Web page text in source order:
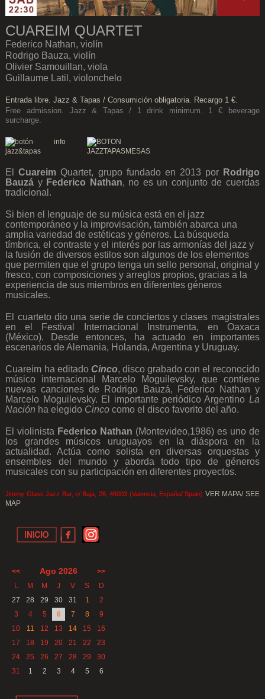
CUAREIM QUARTET
Federico Nathan, violín
Rodrigo Bauza, violín
Olivier Samouillan, viola
Guillaume Latil, violonchelo
Entrada libre. Jazz & Tapas / Consumición obligatoria. Recargo 1 €.
Free admission. Jazz & Tapas / 1 drink minimum. 1 € beverage
surcharge.
ElCuareim Quartet, grupo fundado en 2013 por Rodrigo
Bauzá y Federico Nathan, no es un conjunto de cuerdas
tradicional.
Si bien el lenguaje de su música está en el jazz
contemporáneo y la improvisación, también abarca una
amplia variedad de estéticas y géneros. La búsqueda
tímbrica, el contraste y el interés por las armonías del jazz y
la fusión de diversos estilos son algunos de los elementos
que permiten que el grupo tenga un sello personal, original y
fresco, con composiciones y arreglos propios, gracias a la
experiencia de sus miembros en diferentes géneros
musicales.
El cuarteto dio una serie de conciertos y clases magistrales
en el Festival Internacional Instrumenta, en Oaxaca
(México). Desde entonces, ha actuado en importantes
escenarios de Alemania, Holanda, Argentina y Uruguay.
Cuareim ha editado Cinco, disco grabado con el reconocido
músico internacional Marcelo Moguilevsky, que contiene
nuevas canciones de Rodrigo Bauzá, Federico Nathan y
Marcelo Moguilevsky. El importante periódico Argentino La
Nación ha elegido Cinco como el disco favorito del año.
El violinista Federico Nathan (Montevideo,1986) es uno de
los grandes músicos uruguayos en la diáspora en la
actualidad. Actúa como solista en diversas orquestas y
ensembles del mundo y aborda todo tipo de géneros
musicales con su participación en diferentes proyectos.
Jimmy Glass Jazz Bar, c/ Baja, 28, 46003 (Valencia, España/ Spain) VER MAPA/ SEE
MAP
<< Ago 2026
>>
L
M M J V S
D
27
28 29 30 31 1
2
3
4 5 6 7 8
9
10
11 12 13 14 15
16
17
18 19 20 21 22
23
24
25 26 27 28 29
30
31
1 2 3 4 5 6